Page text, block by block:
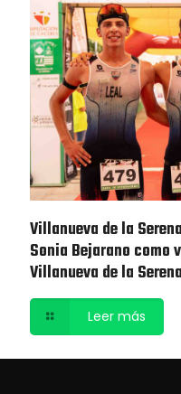
Villanueva de la
Sonia Bejarano como
Villanueva de la Serena
Leer más